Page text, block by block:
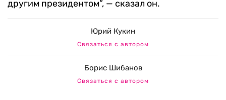
другим президентом”, — сказал он.
Юрий Кукин
Связаться с автором
Борис Шибанов
Связаться с автором